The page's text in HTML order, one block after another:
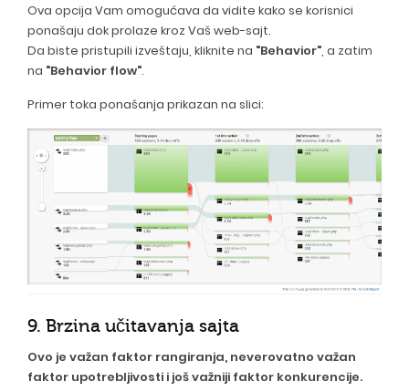
Ova opcija Vam omogućava da vidite kako se korisnici
ponašaju dok prolaze kroz Vaš web-sajt.
Da biste pristupili izveštaju, kliknite na "Behavior" , a zatim
na "Behavior flow".
Primer toka ponašanja prikazan na slici:
9. Brzina učitavanja sajta
Ovo je važan faktor rangiranja, neverovatno važan
faktor upotrebljivosti i još važniji faktor konkurencije.